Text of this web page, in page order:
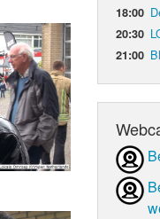
Orgaan
18:00
20:30
21:00